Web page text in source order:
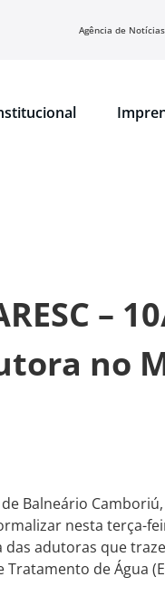
Agência de Notícias
–
no
Balneário
nesta terça-
adutoras que
de Água